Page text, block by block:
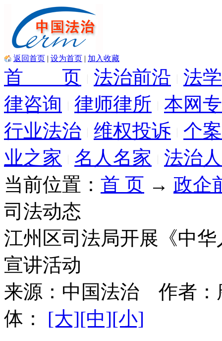
返回首页 | 设为首页 | 加入收藏
首 页 法治前沿
法
律咨询
律师律所
本网
行业法治 维权投诉
个
业之家
名人名家
法治
当前位置： 首 页 → 政企
司法动态
江州区司法局开展《中
宣讲活动
来源： 中国法治 作者：
体： [大][中][小]